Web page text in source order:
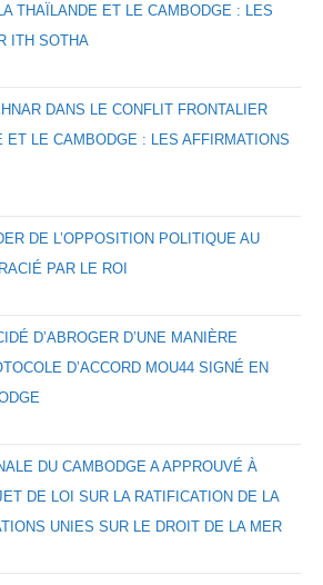
THAÏLANDE ET LE CAMBODGE : LES
ITH SOTHA
DANS LE CONFLIT FRONTALIER
ET LE CAMBODGE : LES AFFIRMATIONS
DE L’OPPOSITION POLITIQUE AU
PAR LE ROI
D’ABROGER D’UNE MANIÈRE
D’ACCORD MOU44 SIGNÉ EN
DU CAMBODGE A APPROUVÉ À
DE LOI SUR LA RATIFICATION DE LA
UNIES SUR LE DROIT DE LA MER